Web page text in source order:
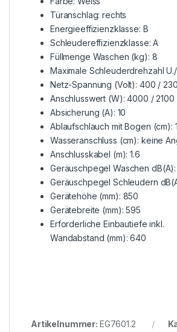
Türanschlag: rechts
Energieeffizienzklasse: B
Schleudereffizienzklasse: A
Füllmenge Waschen (kg): 8
Maximale Schleuderdrehzahl
Netz-Spannung (Volt): 400 / 230
Anschlusswert (W): 4000 / 2100
Absicherung (A): 10
Ablaufschlauch mit Bogen (cm):
Wasseranschluss (cm): keine
Anschlusskabel (m): 1.6
Geräuschpegel Waschen
Geräuschpegel Schleudern
Gerätehöhe (mm): 850
Gerätebreite (mm): 595
Erforderliche Einbautiefe inkl.
Wandabstand (mm): 640
Artikelnummer: EG7601.2